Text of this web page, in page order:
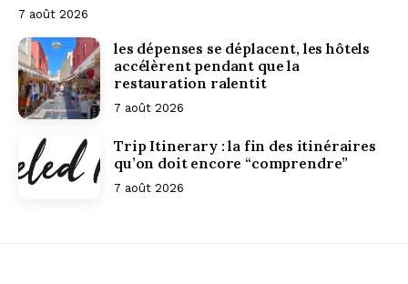
7 août 2026
les dépenses se déplacent, les hôtels
accélèrent pendant que la
restauration ralentit
7 août 2026
Trip Itinerary : la fin des itinéraires
qu’on doit encore “comprendre”
7 août 2026